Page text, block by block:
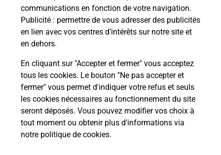
communications en fonction de votre navigation.
Publicité : permettre de vous adresser des publicités
en lien avec vos centres d’intérêts sur notre site et
en dehors.
En cliquant sur "Accepter et fermer" vous acceptez
tous les cookies. Le bouton "Ne pas accepter et
fermer" vous permet d'indiquer votre refus et seuls
les cookies nécessaires au fonctionnement du site
seront déposés. Vous pouvez modifier vos choix à
tout moment ou obtenir plus d'informations via
notre politique de cookies.
Est-ce que je peux garder mon
numéro de mobile gratuitement ?
Est-ce que je peux bénéficier de la 5G
avec La Poste Mobile ?
Est-ce que je peux utiliser mon forfait
à l’étranger avec La Poste Mobile ?
Est-ce que je peux payer mon
smartphone Samsung en plusieurs